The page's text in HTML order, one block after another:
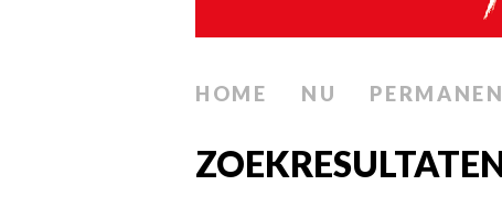
HOME NU